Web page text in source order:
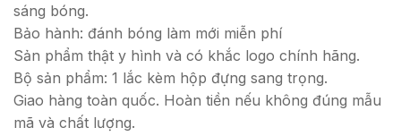
sáng bóng.
Bảo hành: đánh bóng làm mới miễn phí
Sản phẩm thật y hình và có khắc logo chính hãng.
Bộ sản phẩm: 1 lắc kèm hộp đựng sang trọng.
Giao hàng toàn quốc. Hoàn tiền nếu không đúng mẫu
mã và chất lượng.